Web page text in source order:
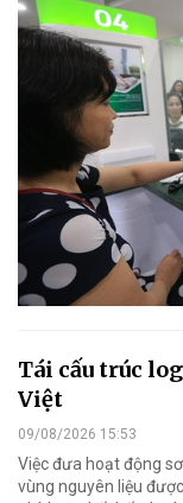
Tái cấu trúc
Việt
09/08/2026 15:53
Việc đưa hoạt động
vùng nguyên liệu